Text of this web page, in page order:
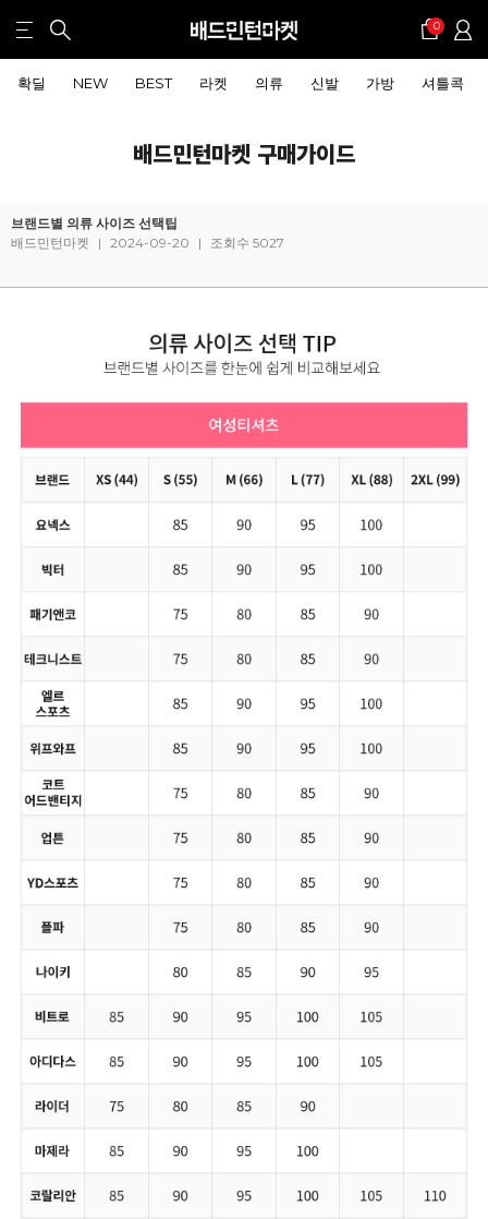
0
확딜 NEW BEST 라켓 의류 신발 가방 셔틀콕
배드민턴마켓 구매가이드
브랜드별 의류 사이즈 선택팁
배드민턴마켓
| 2024-09-20 | 조회수 5027